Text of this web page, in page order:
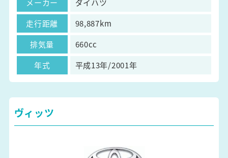
走行距離
98,887km
排気量
660cc
年式
平成13年/2001年
ヴィッツ